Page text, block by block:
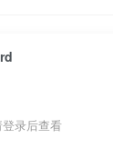
录后查看